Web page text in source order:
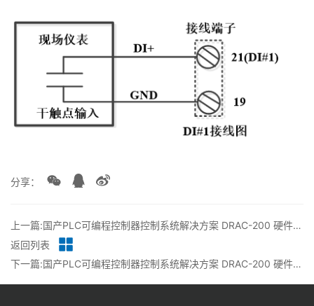
分享：
上一篇:国产PLC可编程控制器控制系统解决方案 DRAC-200 硬件-DO丨龙鼎源
返回列表
下一篇:国产PLC可编程控制器控制系统解决方案 DRAC-200 硬件-AO丨龙鼎源